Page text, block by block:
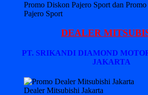
Promo Diskon Pajero Sport dan
Pajero Sport
DEALER
PT. SRIKANDI DIAMOND
JAKARTA
Dealer Mitsubishi Jakarta